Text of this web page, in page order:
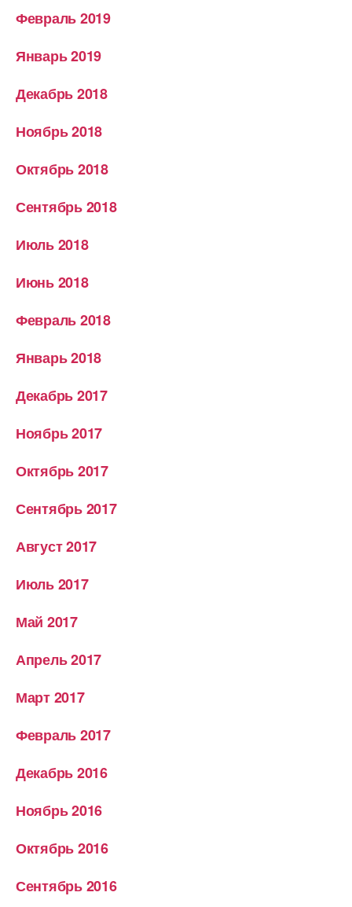
Февраль 2019
Январь 2019
Декабрь 2018
Ноябрь 2018
Октябрь 2018
Сентябрь 2018
Июль 2018
Июнь 2018
Февраль 2018
Январь 2018
Декабрь 2017
Ноябрь 2017
Октябрь 2017
Сентябрь 2017
Август 2017
Июль 2017
Май 2017
Апрель 2017
Март 2017
Февраль 2017
Декабрь 2016
Ноябрь 2016
Октябрь 2016
Сентябрь 2016